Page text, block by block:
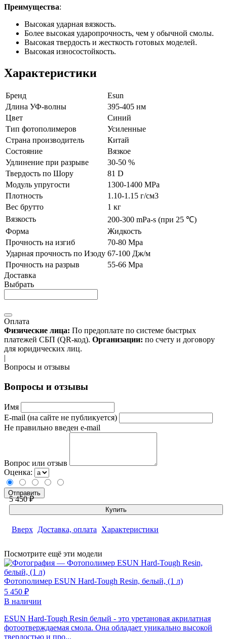
Преимущества:
Высокая ударная вязкость.
Более высокая ударопрочность, чем у обычной смолы.
Высокая твердость и жесткость готовых моделей.
Высокая износостойкость.
Характеристики
Бренд
Esun
Длина УФ-волны
395-405 нм
Цвет
Синий
Тип фотополимеров
Усиленные
Страна производитель
Китай
Состояние
Вязкое
Удлинение при разрыве
30-50 %
Твердость по Шору
81 D
Модуль упругости
1300-1400 MPa
Плотность
1.10-1.15 г/см3
Вес брутто
1 кг
Вязкость
200-300 mPa-s (при 25 ℃)
Форма
Жидкость
Прочность на изгиб
70-80 Mpa
Ударная прочность по Изоду 67-100 Дж/м
Прочность на разрыв
55-66 Mpa
Доставка
Выбрать
Оплата
Физические лица: По предоплате по системе быстрых
платежей СБП (QR-код). Организации: по счету и договору
для юридических лиц.
|
Вопросы и отзывы
Вопросы и отзывы
Имя
E-mail (на сайте не публикуется)
Не правильно введен e-mail
Вопрос или отзыв
Оценка:
5 450 ₽
Купить
Вверх Доставка, оплата Характеристики
Посмотрите ещё эти модели
Фотополимер ESUN Hard-Tough Resin, белый, (1 л)
5 450 ₽
В наличии
ESUN Hard-Tough Resin белый - это уретановая акрилатная
фотоотверждаемая смола. Она обладает уникально высокой
твердостью и про...